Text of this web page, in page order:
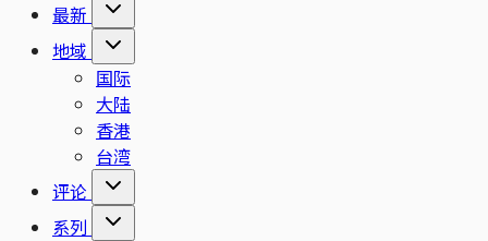
最新
地域
国际
大陆
香港
台湾
评论
系列